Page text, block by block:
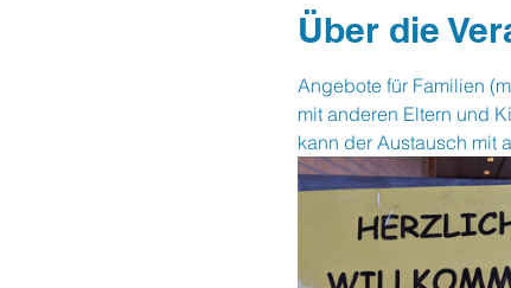
Über die
Angebote für Familien
mit anderen Eltern und
kann der Austausch mit